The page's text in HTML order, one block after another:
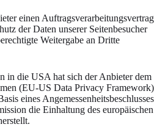
einen Auftragsverarbeitungsvertrag
der Daten unserer Seitenbesucher
Weitergabe an Dritte
in die USA hat sich der Anbieter dem
(EU-US Data Privacy Framework)
eines Angemessenheitsbeschlusses
die Einhaltung des europäischen